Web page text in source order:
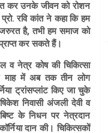
कर उनके जीवन को रोशन
रवि कांत ने कहा कि हम
है, तभी हम समाज को
कर सकते हैं।
व नेत्र कोष की चिकित्सा
माह में अब तक तीन लोग
ट्रांसप्लांट किए जा चुके
निवासी अंजली देवी व
के निधन पर नेत्रदान
दान की। चिकित्सकों